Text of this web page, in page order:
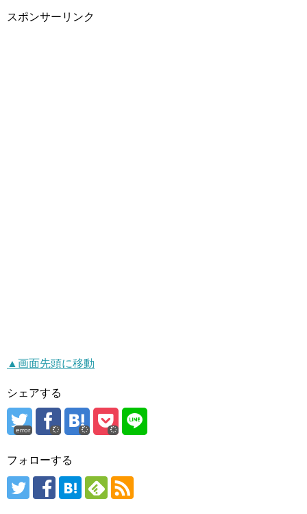
スポンサーリンク
▲画面先頭に移動
シェアする
error
フォローする